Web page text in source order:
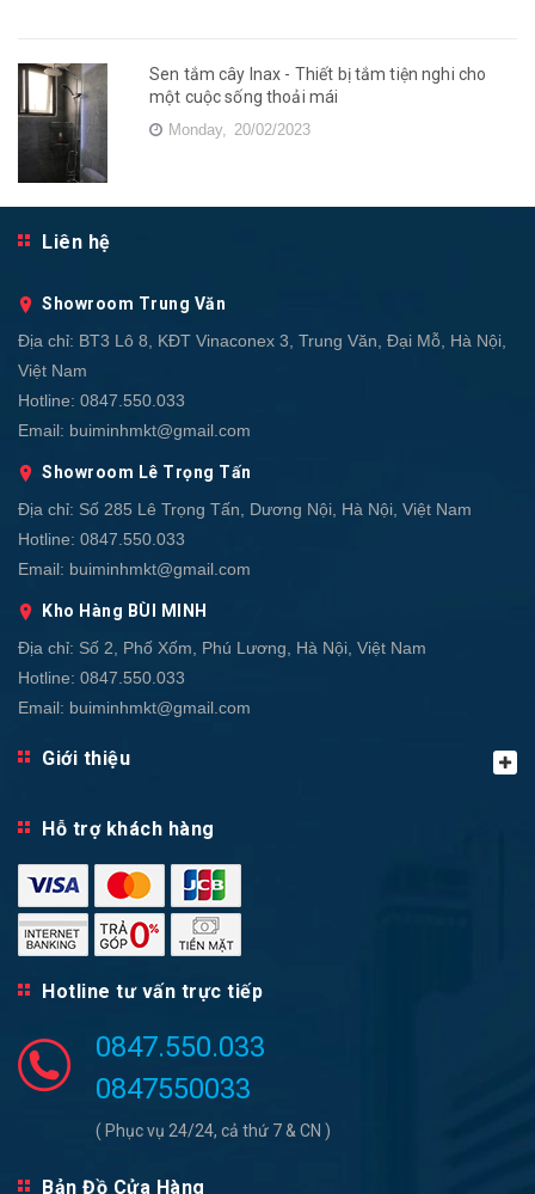
Sen tắm cây Inax - Thiết bị tắm tiện nghi cho
một cuộc sống thoải mái
Monday, 20/02/2023
Liên hệ
Showroom Trung Văn
Địa chỉ: BT3 Lô 8, KĐT Vinaconex 3, Trung Văn, Đại Mỗ, Hà Nội,
Việt Nam
Hotline: 0847.550.033
Email: buiminhmkt@gmail.com
Showroom Lê Trọng Tấn
Địa chỉ: Số 285 Lê Trọng Tấn, Dương Nội, Hà Nội, Việt Nam
Hotline: 0847.550.033
Email: buiminhmkt@gmail.com
Kho Hàng BÙI MINH
Địa chỉ: Số 2, Phố Xốm, Phú Lương, Hà Nội, Việt Nam
Hotline: 0847.550.033
Email: buiminhmkt@gmail.com
Giới thiệu
Hỗ trợ khách hàng
Hotline tư vấn trực tiếp
0847.550.033
0847550033
( Phục vụ 24/24, cả thứ 7 & CN )
Bản Đồ Cửa Hàng